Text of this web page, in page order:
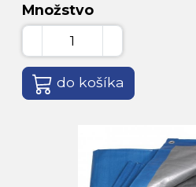
Množstvo
do košíka